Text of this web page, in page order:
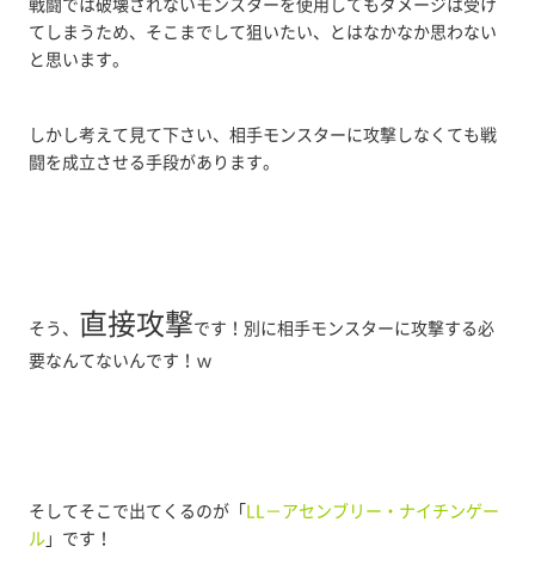
てしまうため、そこまでして狙いたい、とはなかなか思わない
と思います。
しかし考えて見て下さい、相手モンスターに攻撃しなくても戦
闘を成立させる手段があります。
そう、 直接攻撃です！別に相手モンスターに攻撃する必
要なんてないんです！ｗ
そしてそこで出てくるのが「LL－アセンブリー・ナイチンゲー
ル」です！